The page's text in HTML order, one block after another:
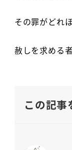
その罪がどれ
赦しを求める
この記事